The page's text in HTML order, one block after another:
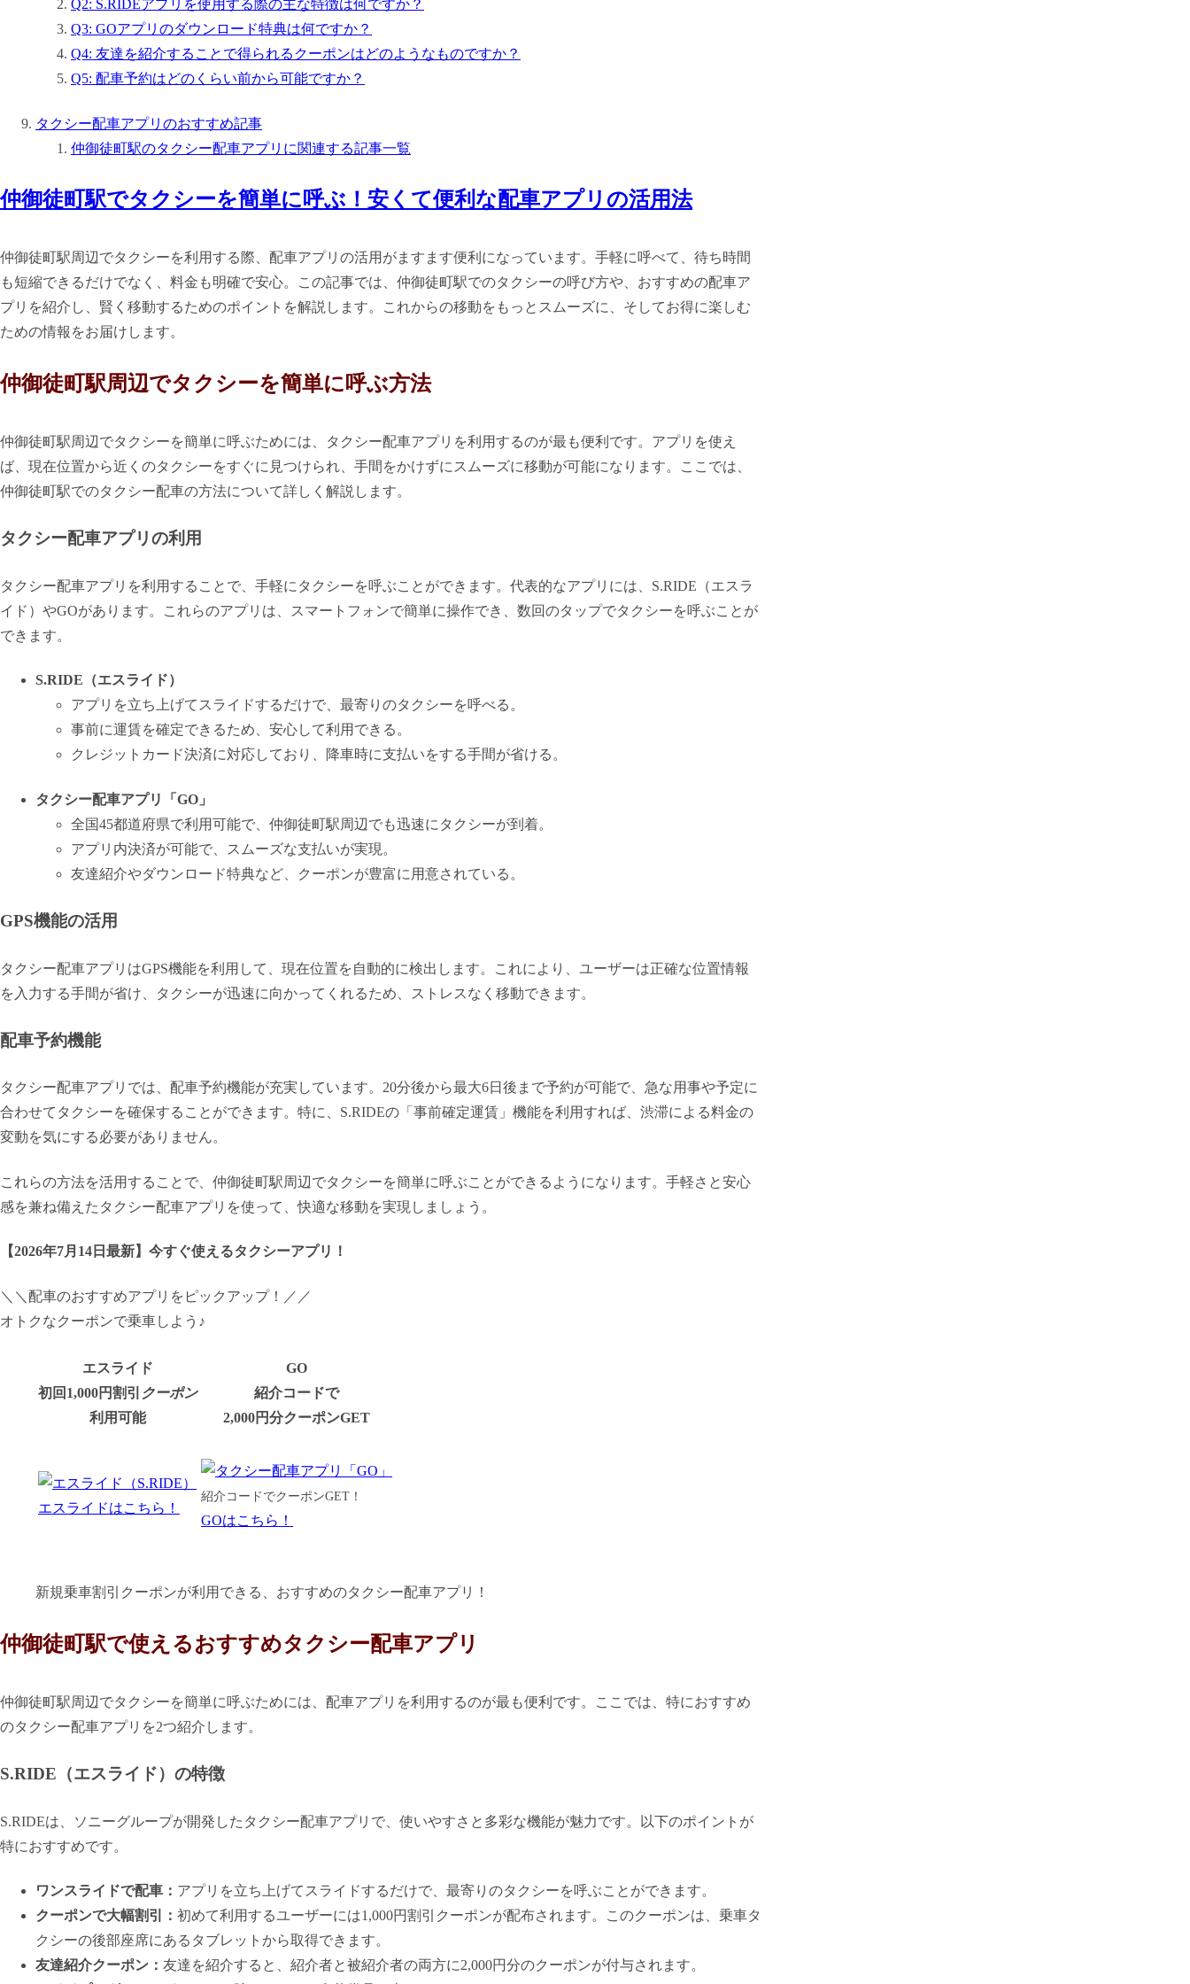
Q2: S.RIDEアプリを使用する際の主な特徴は何ですか？
Q3: GOアプリのダウンロード特典は何ですか？
Q4: 友達を紹介することで得られるクーポンはどのようなものですか？
Q5: 配車予約はどのくらい前から可能ですか？
タクシー配車アプリのおすすめ記事
仲御徒町駅のタクシー配車アプリに関連する記事一覧
仲御徒町駅でタクシーを簡単に呼ぶ！安くて便利な配車アプリの活用法
仲御徒町駅周辺でタクシーを利用する際、配車アプリの活用がますます便利になっています。手軽に呼べて、待ち時間
も短縮できるだけでなく、料金も明確で安心。この記事では、仲御徒町駅でのタクシーの呼び方や、おすすめの配車ア
プリを紹介し、賢く移動するためのポイントを解説します。これからの移動をもっとスムーズに、そしてお得に楽しむ
ための情報をお届けします。
仲御徒町駅周辺でタクシーを簡単に呼ぶ方法
仲御徒町駅周辺でタクシーを簡単に呼ぶためには、タクシー配車アプリを利用するのが最も便利です。アプリを使え
ば、現在位置から近くのタクシーをすぐに見つけられ、手間をかけずにスムーズに移動が可能になります。ここでは、
仲御徒町駅でのタクシー配車の方法について詳しく解説します。
タクシー配車アプリの利用
タクシー配車アプリを利用することで、手軽にタクシーを呼ぶことができます。代表的なアプリには、S.RIDE（エスラ
イド）やGOがあります。これらのアプリは、スマートフォンで簡単に操作でき、数回のタップでタクシーを呼ぶことが
できます。
S.RIDE（エスライド）
アプリを立ち上げてスライドするだけで、最寄りのタクシーを呼べる。
事前に運賃を確定できるため、安心して利用できる。
クレジットカード決済に対応しており、降車時に支払いをする手間が省ける。
タクシー配車アプリ「GO」
全国45都道府県で利用可能で、仲御徒町駅周辺でも迅速にタクシーが到着。
アプリ内決済が可能で、スムーズな支払いが実現。
友達紹介やダウンロード特典など、クーポンが豊富に用意されている。
GPS機能の活用
タクシー配車アプリはGPS機能を利用して、現在位置を自動的に検出します。これにより、ユーザーは正確な位置情報
を入力する手間が省け、タクシーが迅速に向かってくれるため、ストレスなく移動できます。
配車予約機能
タクシー配車アプリでは、配車予約機能が充実しています。20分後から最大6日後まで予約が可能で、急な用事や予定に
合わせてタクシーを確保することができます。特に、S.RIDEの「事前確定運賃」機能を利用すれば、渋滞による料金の
変動を気にする必要がありません。
これらの方法を活用することで、仲御徒町駅周辺でタクシーを簡単に呼ぶことができるようになります。手軽さと安心
感を兼ね備えたタクシー配車アプリを使って、快適な移動を実現しましょう。
【2026年7月14日最新】 今すぐ使えるタクシーアプリ！
＼＼配車のおすすめアプリをピックアップ！／／
オトクなクーポンで乗車しよう♪
エスライド
初回1,000円割引 クーポン
利用可能
GO
紹介コードで
2,000円分クーポンGET
エスライドはこちら！
紹介コードでクーポンGET！
GOはこちら！
新規乗車割引クーポンが利用できる、おすすめのタクシー配車アプリ！
仲御徒町駅で使えるおすすめタクシー配車アプリ
仲御徒町駅周辺でタクシーを簡単に呼ぶためには、配車アプリを利用するのが最も便利です。ここでは、特におすすめ
のタクシー配車アプリを2つ紹介します。
S.RIDE（エスライド）の特徴
S.RIDEは、ソニーグループが開発したタクシー配車アプリで、使いやすさと多彩な機能が魅力です。以下のポイントが
特におすすめです。
ワンスライドで配車： アプリを立ち上げてスライドするだけで、最寄りのタクシーを呼ぶことができます。
クーポンで大幅割引： 初めて利用するユーザーには1,000円割引クーポンが配布されます。このクーポンは、乗車タ
クシーの後部座席にあるタブレットから取得できます。
友達紹介クーポン： 友達を紹介すると、紹介者と被紹介者の両方に2,000円分のクーポンが付与されます。